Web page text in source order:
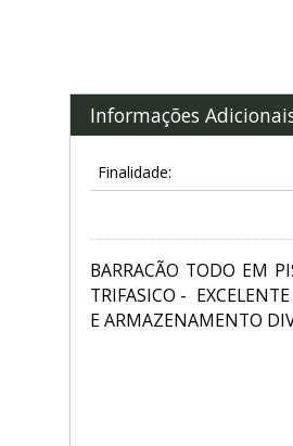
Informações
Finalidade:
BARRACÃO TODO EM
TRIFASICO -
E ARMAZENAMENTO